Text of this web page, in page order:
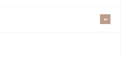
a polytechnická dílna
– komponenta 3.1
<